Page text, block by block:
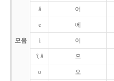
모음
ǎ 어
e 에
i 이
î, â 으
o 오